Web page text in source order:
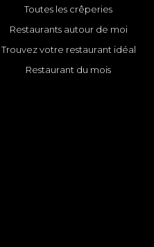
Toutes les crêperies
Restaurants autour de moi
Trouvez votre restaurant idéal
Restaurant du mois